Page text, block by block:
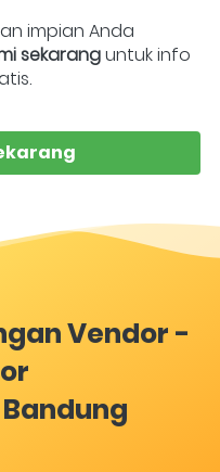
impian Anda
sekarang untuk info
Vendor -